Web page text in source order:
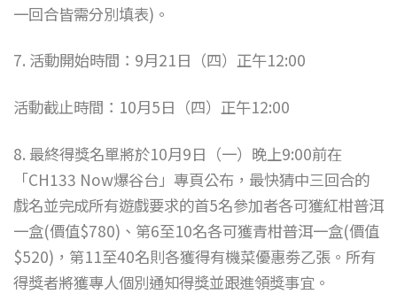
一回合皆需分別填表)。
7. 活動開始時間：9月21日（四）正午12:00
活動截止時間：10月5日（四）正午12:00
8. 最終得獎名單將於10月9日（一）晚上9:00前在
「CH133 Now爆谷台」專頁公布，最快猜中三回合的
戲名並完成所有遊戲要求的首5名參加者各可獲紅柑普洱
一盒(價值$780)、第6至10名各可獲青柑普洱一盒(價值
$520)，第11至40名則各獲得有機菜優惠劵乙張。所有
得獎者將獲專人個別通知得獎並跟進領獎事宜。